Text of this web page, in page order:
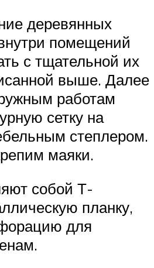
деревянных
помещений
с тщательной их
выше. Далее
работам
сетку на
степлером.
маяки.
собой Т-
планку,
для